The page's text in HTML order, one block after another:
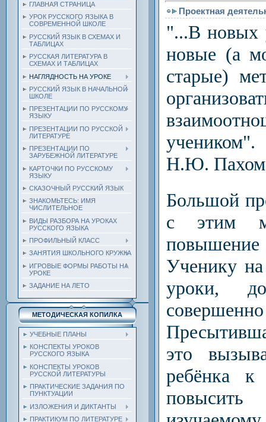
ГЛАВНАЯ СТРАНИЦА
УРОК РУССКОГО ЯЗЫКА В
СОВРЕМЕННОЙ ШКОЛЕ
РУССКИЙ ЯЗЫК В СХЕМАХ И
ТАБЛИЦАХ
РУССКАЯ ЛИТЕРАТУРА В
СХЕМАХ И ТАБЛИЦАХ
НАГЛЯДНОСТЬ НА УРОКЕ
РУССКИЙ ЯЗЫК В НАЧАЛЬНОЙ
ШКОЛЕ
ПРЕЗЕНТАЦИИ ПО РУССКОМУ
ЯЗЫКУ
ПРЕЗЕНТАЦИИ ПО РУССКОЙ
ЛИТЕРАТУРЕ
ПРЕЗЕНТАЦИИ ПО
ЗАРУБЕЖНОЙ ЛИТЕРАТУРЕ
КАРТОЧКИ ПО РУССКОМУ
ЯЗЫКУ
СКАЗОЧНЫЙ РУССКИЙ ЯЗЫК
ЗНАКОМЬТЕСЬ: ИМЯ
ЧИСЛИТЕЛЬНОЕ
ВИДЫ РАЗБОРА НА УРОКАХ
РУССКОГО ЯЗЫКА
ПРОФИЛЬНЫЙ КЛАСС
ЗАНЯТИЯ ШКОЛЬНОГО КРУЖКА
ИГРОВЫЕ ФОРМЫ РАБОТЫ НА
УРОКЕ
ЗАДАНИЕ НА ЛЕТО
МЕТОДИЧЕСКАЯ КОПИЛКА
УЧЕБНЫЕ ПЛАНЫ
КОНСПЕКТЫ УРОКОВ
РУССКОГО ЯЗЫКА
КОНСПЕКТЫ УРОКОВ
РУССКОЙ ЛИТЕРАТУРЫ
ПРАКТИЧЕСКИЕ ЗАДАНИЯ ПО
ПУНКТУАЦИИ
ИЗЛОЖЕНИЯ И ДИКТАНТЫ
ПРАКТИКУМ ПО ЛИТЕРАТУРЕ
Проектная
"...В новых
новые (а
старые)
учеником".
Н.Ю.
Большой
с этим
повышение
Ученику
уроки,
это
ребёнка